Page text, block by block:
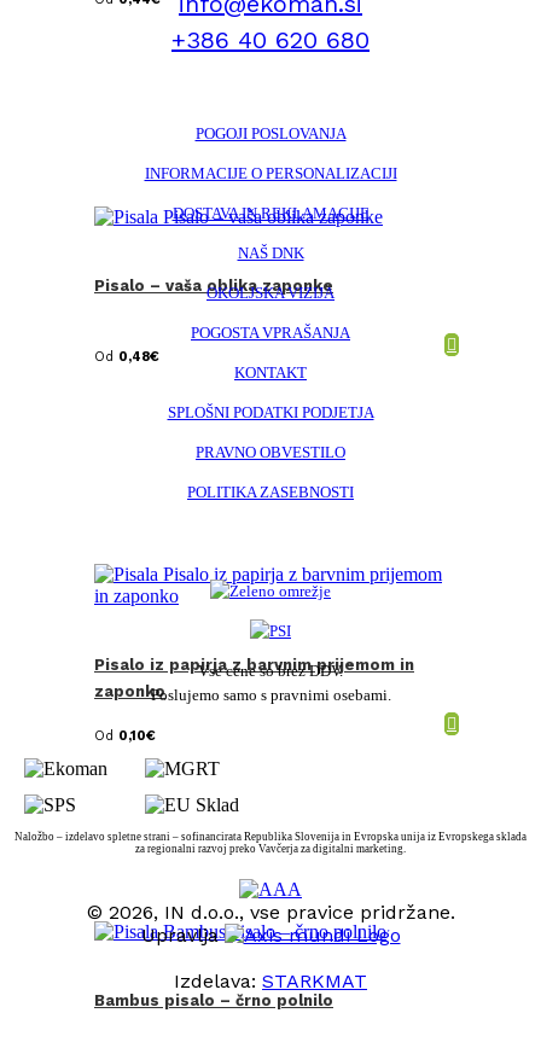
Pisalo – vaša oblika zaponke
Od 0,48€
Pisalo iz papirja z barvnim prijemom in
zaponko
Od 0,10€
Bambus pisalo – črno polnilo
+386 40 620 680
POGOJI POSLOVANJA
INFORMACIJE O PERSONALIZACIJI
DOSTAVA IN REKLAMACIJE
NAŠ DNK
OKOLJSKA VIZIJA
POGOSTA VPRAŠANJA
KONTAKT
SPLOŠNI PODATKI PODJETJA
PRAVNO OBVESTILO
POLITIKA ZASEBNOSTI
Vse cene so brez DDV.
Poslujemo samo s pravnimi osebami.
Naložbo – izdelavo spletne strani – sofinancirata Republika Slovenija in Evropska unija iz Evropskega sklada
za regionalni razvoj preko Vavčerja za digitalni marketing.
© 2026, IN d.o.o., vse pravice pridržane.
Upravlja
Izdelava: STARKMAT